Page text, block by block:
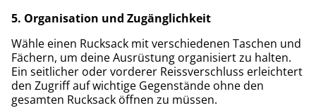
5. Organisation und Zugänglichkeit
Wähle einen Rucksack mit verschiedenen Taschen und
Fächern, um deine Ausrüstung organisiert zu halten.
Ein seitlicher oder vorderer Reissverschluss erleichtert
den Zugriff auf wichtige Gegenstände ohne den
gesamten Rucksack öffnen zu müssen.